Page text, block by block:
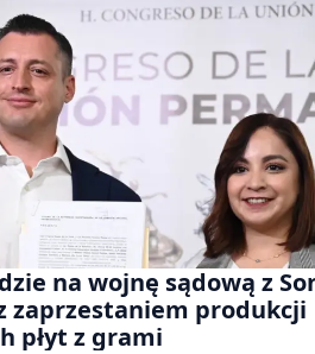
na wojnę sądową z
zaprzestaniem produkcji
płyt z grami